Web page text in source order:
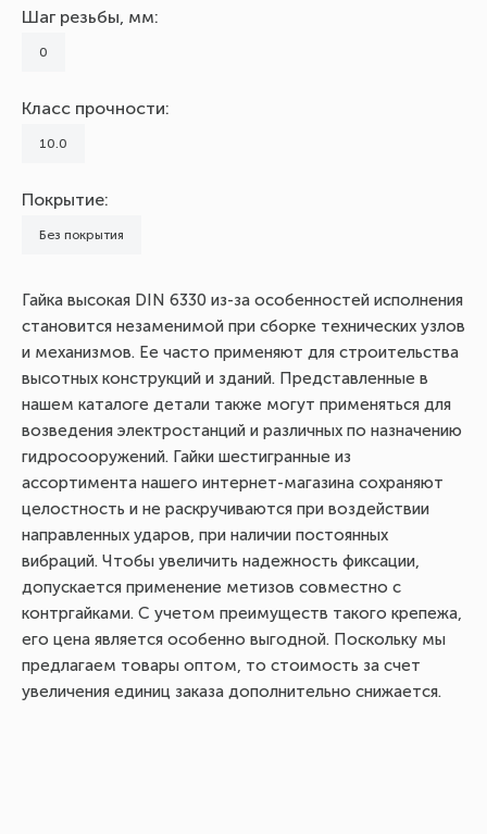
Шаг резьбы, мм:
0
Класс прочности:
10.0
Покрытие:
Без покрытия
Гайка высокая DIN 6330 из-за особенностей исполнения
становится незаменимой при сборке технических узлов
и механизмов. Ее часто применяют для строительства
высотных конструкций и зданий. Представленные в
нашем каталоге детали также могут применяться для
возведения электростанций и различных по назначению
гидросооружений. Гайки шестигранные из
ассортимента нашего интернет-магазина сохраняют
целостность и не раскручиваются при воздействии
направленных ударов, при наличии постоянных
вибраций. Чтобы увеличить надежность фиксации,
допускается применение метизов совместно с
контргайками. С учетом преимуществ такого крепежа,
его цена является особенно выгодной. Поскольку мы
предлагаем товары оптом, то стоимость за счет
увеличения единиц заказа дополнительно снижается.